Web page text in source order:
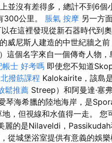
並沒有差得多，總計不到6個
300公里。 脹氣 按摩 另一方
在這裡發現從新石器時代到
威尼斯人建造的中世紀牆之
個名字來自一個傳奇人物，
帳士 好考嗎 即使您不知道
撥筋課程 Kalokairite，該島
鬆推薦 Streep）和阿曼達·塞
琴海希臘的陸地海岸，是
，但視線和水值得一走。 您
麗的是Nilaveldi，Passikudah
從城堡浴室提供有意義的娛樂